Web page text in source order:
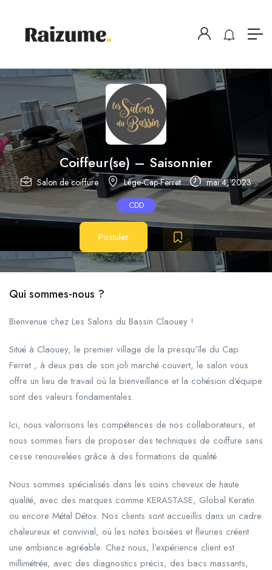
Coiffeur(se) – Saisonnier
Salon de coiffure Lège-Cap-Ferret mai 4, 2023
CDD
Postuler
Qui sommes-nous ?
Bienvenue chez Les Salons du Bassin Claouey !
Situé à Claouey, le premier village de la presqu’île du Cap
Ferret , à deux pas de son joli marché couvert, le salon vous
offre un lieu de travail où la bienveillance et la cohésion d’équipe
sont des valeurs fondamentales.
Ici, nous valorisons les compétences de nos collaborateurs, et
nous sommes fiers de proposer des techniques de coiffure sans
cesse renouvelées grâce à des formations de qualité.
Nous sommes spécialisés dans les soins cheveux de haute
qualité, avec des marques comme KERASTASE, Global Keratin
ou encore Métal Détox. Nos clients sont accueillis dans un cadre
chaleureux et convivial, où les notes boisées et fleuries créent
une ambiance agréable. Chez nous, l’expérience client est
millimétrée, avec des diagnostics précis, des bacs massants,